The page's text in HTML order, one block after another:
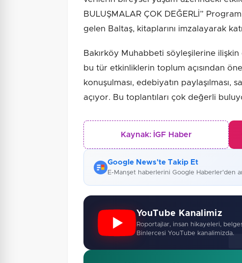
BULUŞMALAR ÇOK DEĞERLİ”
gelen Baltaş, kitaplarını imzalayarak
Bakırköy Muhabbeti söyleşilerine
bu tür etkinliklerin toplum açısından
konuşulması, edebiyatın
açıyor. Bu toplantıları çok değerli
Kaynak: İGF Haber
Google News'te Takip Et
E-Manşet haberlerini Google Haberler'den
YouTube Kanalimiz
Roportajlar, insan hikayeleri,
Binlercesi YouTube kanalimizda.